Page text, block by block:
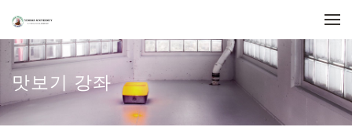
맛보기 강좌